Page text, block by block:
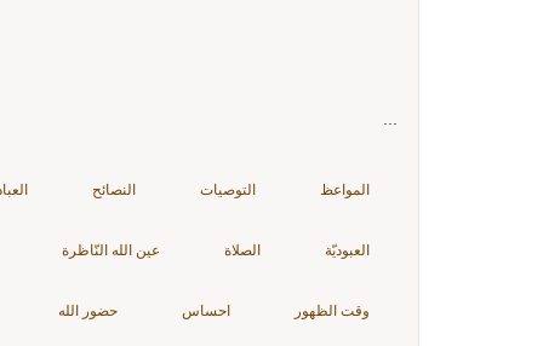
المواعظ التوصيات النصائح
العبوديّة الصلاة عين الله النّاظرة
وقت الظهور احساس حضور الله